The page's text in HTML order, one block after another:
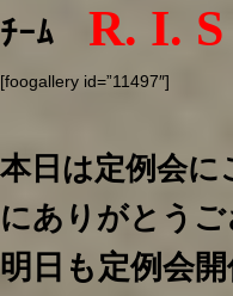
ﾁｰﾑ R. I. S
[foogallery id=”11497″]
本日は定例会に
にありがとうご
明日も定例会開